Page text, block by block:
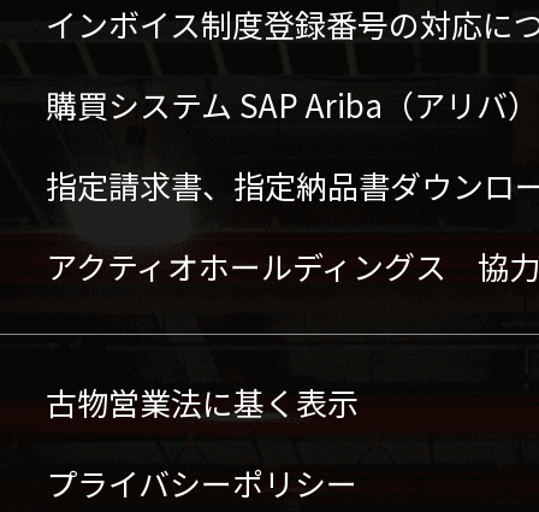
インボイス制度登録番号の対応に
購買システム SAP Ariba（アリバ
指定請求書、指定納品書ダウンロ
アクティオホールディングス 協
古物営業法に基く表示
プライバシーポリシー